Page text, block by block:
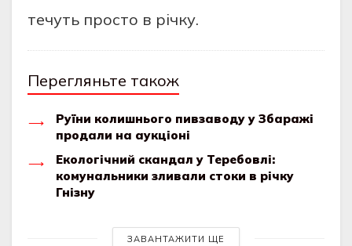
течуть просто в річку.
Перегляньте також
Руїни колишнього пивзаводу у Збаражі
продали на аукціоні
Екологічний скандал у Теребовлі:
комунальники зливали стоки в річку
Гнізну
ЗАВАНТАЖИТИ ЩЕ